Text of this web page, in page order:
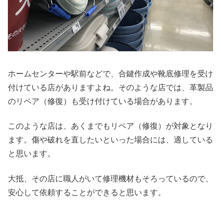
ホームセンターや駅前などで、合鍵作成や靴底修理を受け
付けている店がありますよね。そのような店では、革製品
のリペア（修復）も受け付けている場合があります。
このような店は、あくまでもリペア（修復）が対象となり
ます。傷や破れを直したいといった場合には、適している
と思います。
大抵、その店に職人がいて修理機材もそろっているので、
安心して依頼することができると思います。